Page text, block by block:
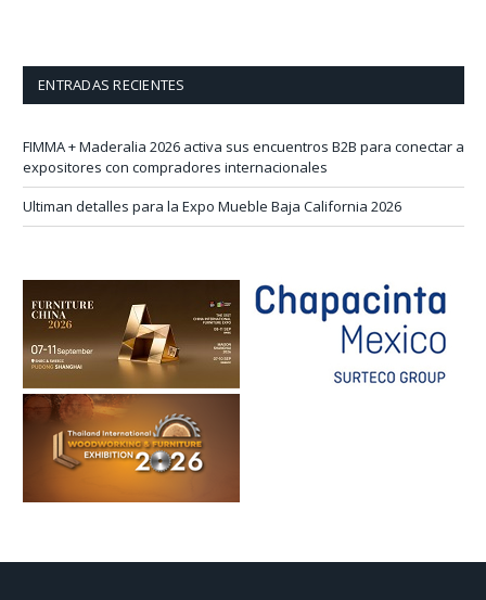
ENTRADAS RECIENTES
FIMMA + Maderalia 2026 activa sus encuentros B2B para conectar a
expositores con compradores internacionales
Ultiman detalles para la Expo Mueble Baja California 2026